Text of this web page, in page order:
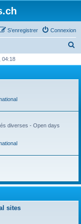
Connexion
S’enregistrer
h
04:18
diverses - Open days
sites